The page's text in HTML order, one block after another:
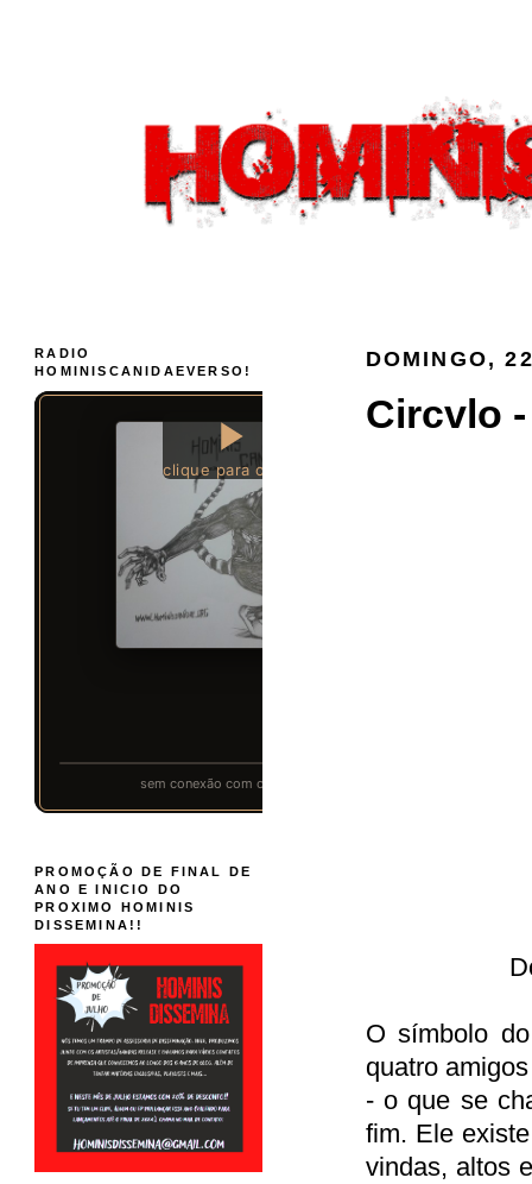
DOMINGO,
Circvlo -
O símbolo
quatro
- o que se
fim. Ele
vindas, altos
RADIO
HOMINISCANIDAEVERSO!
PROMOÇÃO DE FINAL DE
ANO E INICIO DO
PROXIMO HOMINIS
DISSEMINA!!